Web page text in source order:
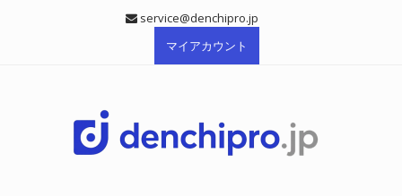
service@denchipro.jp
マイアカウント